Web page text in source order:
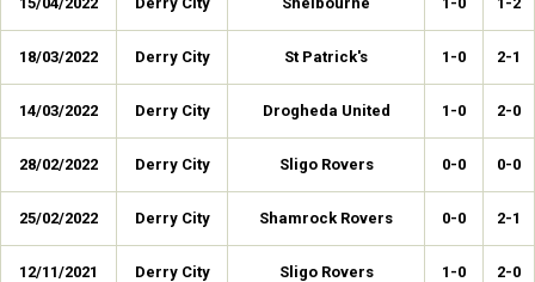
18/03/2022 Derry City St Patrick's 1-0 2-1
14/03/2022 Derry City Drogheda United 1-0 2-0
28/02/2022 Derry City Sligo Rovers 0-0 0-0
25/02/2022 Derry City Shamrock Rovers 0-0 2-1
12/11/2021 Derry City Sligo Rovers 1-0 2-0